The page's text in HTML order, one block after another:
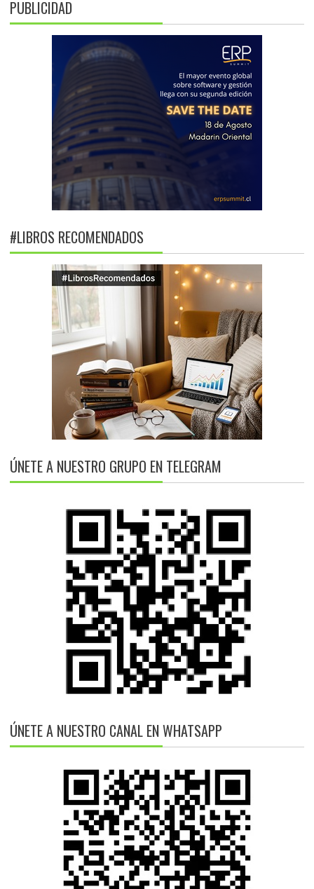
PUBLICIDAD
#LIBROS RECOMENDADOS
ÚNETE A NUESTRO GRUPO EN TELEGRAM
ÚNETE A NUESTRO CANAL EN WHATSAPP